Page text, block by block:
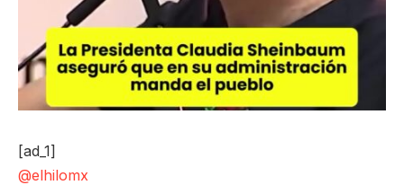
[ad_1]
@elhilomx